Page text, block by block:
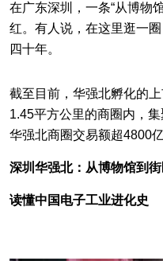
在广东深圳，一条“从博物
红。有人说，在这里逛一
四十年。
截至目前，华强北孵化的
1.45平方公里的商圈内，
华强北商圈交易额超4800亿
深圳华强北：从博物馆到
读懂中国电子工业进化史